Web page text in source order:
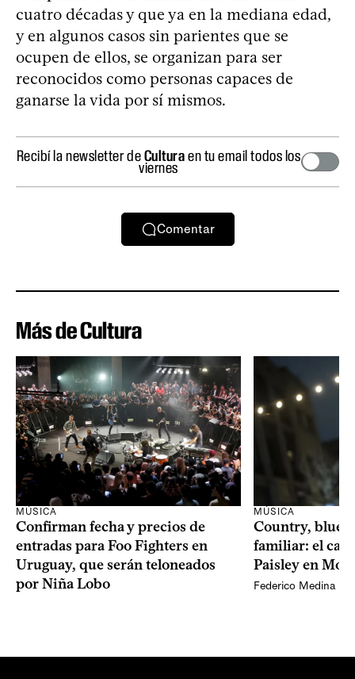
cuatro décadas y que ya en la mediana edad,
y en algunos casos sin parientes que se
ocupen de ellos, se organizan para ser
reconocidos como personas capaces de
ganarse la vida por sí mismos.
Recibí la newsletter deCulturaen tu email todos los
viernes
Comentar
Más de Cultura
MÚSICA
Confirman fecha y precios de
entradas para Foo Fighters en
Uruguay, que serán teloneados
por Niña Lobo
MÚSICA
Country,
familiar: el
Paisley en
Federico Medina